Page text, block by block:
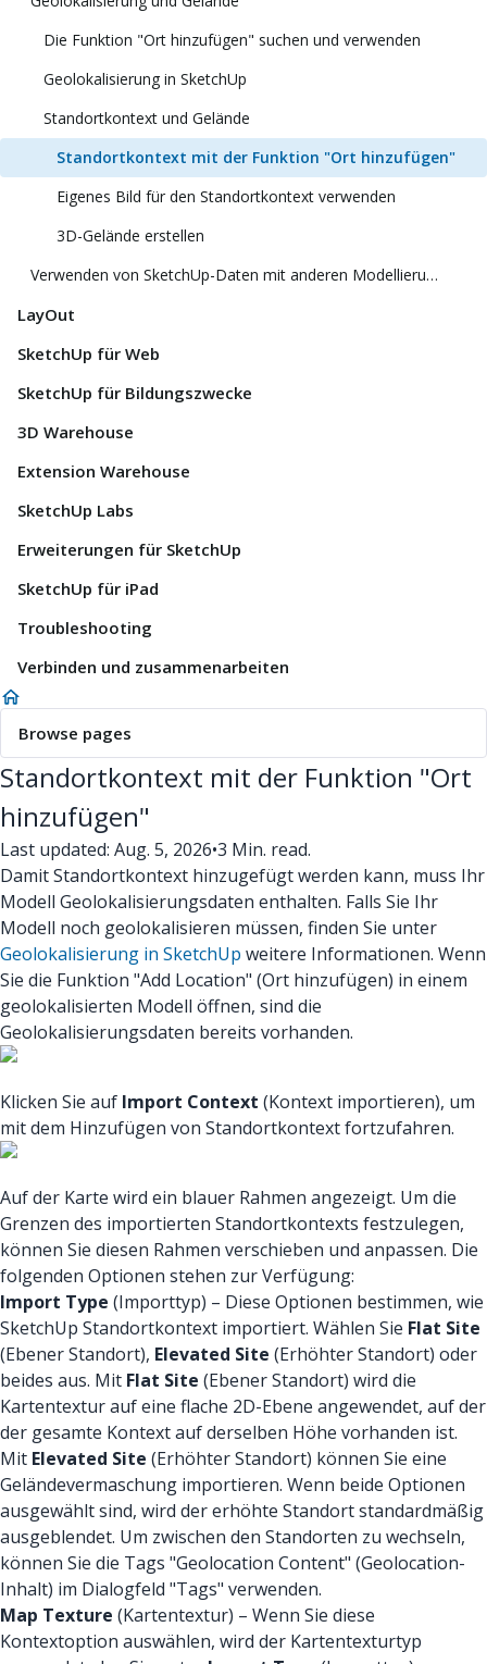
Die Funktion "Ort hinzufügen" suchen und verwenden
Geolokalisierung in SketchUp
Standortkontext und Gelände
Standortkontext mit der Funktion "Ort hinzufügen"
Eigenes Bild für den Standortkontext verwenden
3D-Gelände erstellen
Verwenden von SketchUp-Daten mit anderen Modellierungsprogrammen oder Tools
LayOut
SketchUp für Web
SketchUp für Bildungszwecke
3D Warehouse
Extension Warehouse
SketchUp Labs
Erweiterungen für SketchUp
SketchUp für iPad
Troubleshooting
Verbinden und zusammenarbeiten
Browse pages
Standortkontext mit der Funktion "Ort
hinzufügen"
Last updated: Aug. 5, 2026•3 Min. read.
Damit Standortkontext hinzugefügt werden kann, muss Ihr
Modell Geolokalisierungsdaten enthalten. Falls Sie Ihr
Modell noch geolokalisieren müssen, finden Sie unter
Geolokalisierung in SketchUp weitere Informationen. Wenn
Sie die Funktion "Add Location" (Ort hinzufügen) in einem
geolokalisierten Modell öffnen, sind die
Geolokalisierungsdaten bereits vorhanden.
Klicken Sie auf Import Context (Kontext importieren), um
mit dem Hinzufügen von Standortkontext fortzufahren.
Auf der Karte wird ein blauer Rahmen angezeigt. Um die
Grenzen des importierten Standortkontexts festzulegen,
können Sie diesen Rahmen verschieben und anpassen. Die
folgenden Optionen stehen zur Verfügung:
Import Type (Importtyp) – Diese Optionen bestimmen, wie
SketchUp Standortkontext importiert. Wählen Sie Flat Site
(Ebener Standort), Elevated Site (Erhöhter Standort) oder
beides aus. Mit Flat Site (Ebener Standort) wird die
Kartentextur auf eine flache 2D-Ebene angewendet, auf der
der gesamte Kontext auf derselben Höhe vorhanden ist.
Mit Elevated Site (Erhöhter Standort) können Sie eine
Geländevermaschung importieren. Wenn beide Optionen
ausgewählt sind, wird der erhöhte Standort standardmäßig
ausgeblendet. Um zwischen den Standorten zu wechseln,
können Sie die Tags "Geolocation Content" (Geolocation-
Inhalt) im Dialogfeld "Tags" verwenden.
Map Texture (Kartentextur) – Wenn Sie diese
Kontextoption auswählen, wird der Kartentexturtyp